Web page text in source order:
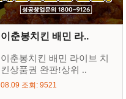
이춘봉치킨 배민 라..
이춘봉치킨 배민 라이브 치
킨상품권 완판!상위 ..
08.09 조회: 9521